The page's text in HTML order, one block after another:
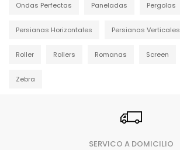
Ondas Perfectas Paneladas Pergolas
Persianas Horizontales Persianas Verticales
Roller Rollers Romanas Screen
Zebra
SERVICO A DOMICILIO